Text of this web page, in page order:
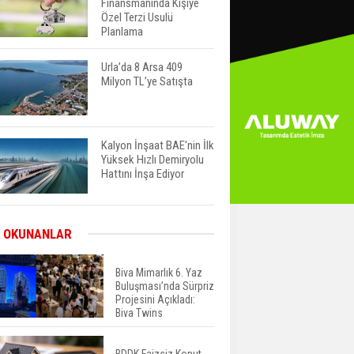
Finansmanında Kişiye
Özel Terzi Usulü
Planlama
Urla’da 8 Arsa 409
Milyon TL’ye Satışta
Kalyon İnşaat BAE'nin İlk
Yüksek Hızlı Demiryolu
Hattını İnşa Ediyor
Yüksek Seviyesinde
TOKİ 51 İlde 540 Konut
ve İş Yerini Satışa
Sunuyor
OKUNANLAR
Biva Mimarlık 6. Yaz
Buluşması’nda Sürpriz
Projesini Açıkladı:
Biva Twins